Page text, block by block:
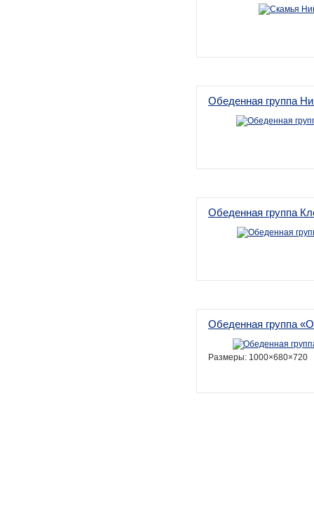
Обеденная группа
Обеденная группа
Обеденная группа
Размеры: 1000×680×720